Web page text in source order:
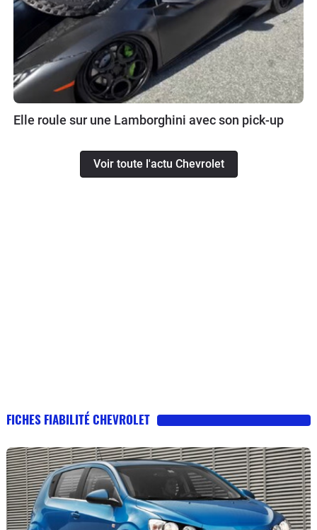
Elle roule sur une Lamborghini avec son pick-up
Voir toute l'actu Chevrolet
FICHES FIABILITÉ CHEVROLET